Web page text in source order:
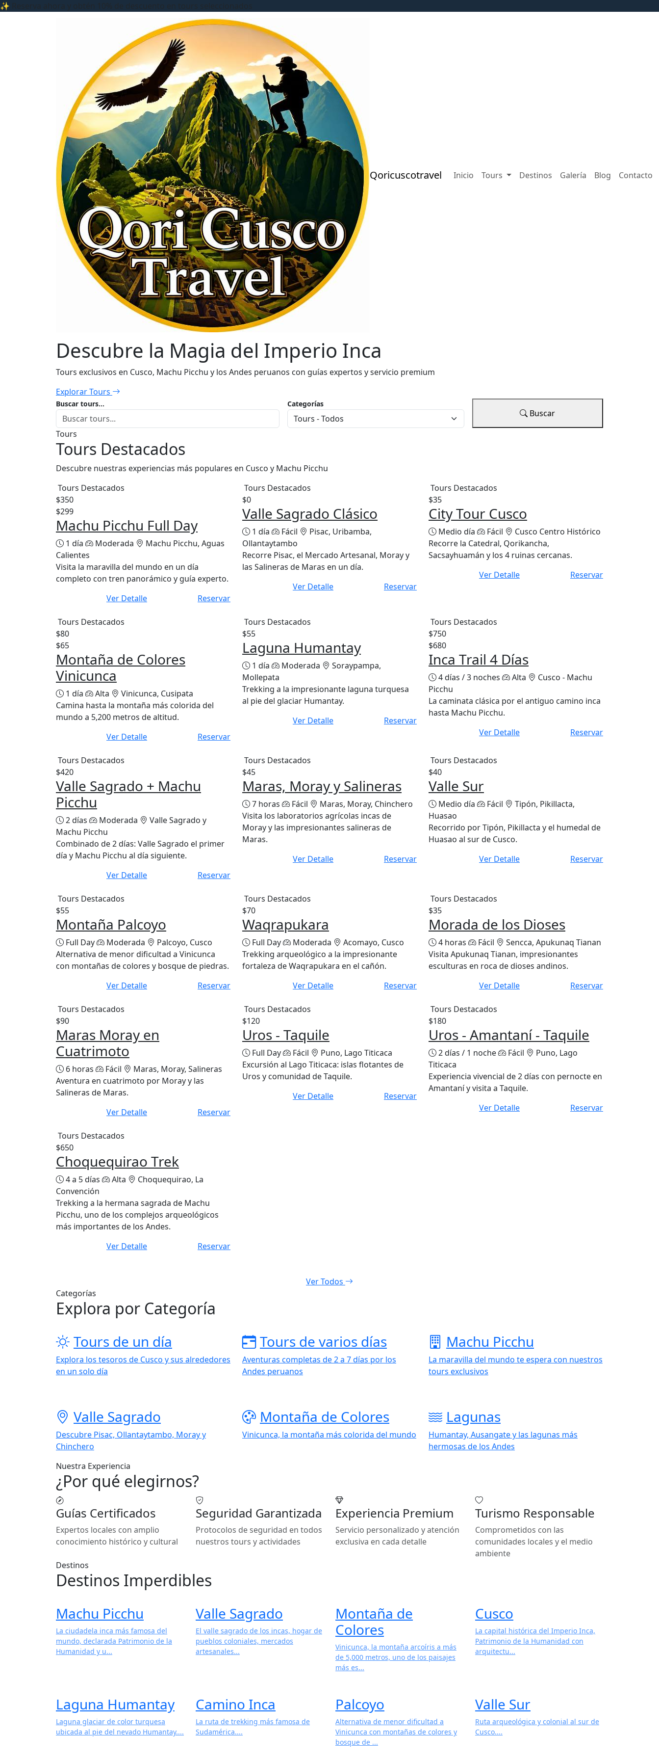
✨ Reserva ahora y obtén 10% de descuento en tours seleccionados
Qoricuscotravel Inicio Tours Destinos Galería Blog Contacto
Descubre la Magia del Imperio Inca
Tours exclusivos en Cusco, Machu Picchu y los Andes peruanos con guías expertos y servicio premium
Explorar Tours
Buscar tours... Categorías
Buscar
Tours
Tours Destacados
Descubre nuestras experiencias más populares en Cusco y Machu Picchu
Tours Destacados
$350
$299
Machu Picchu Full Day
1 día Moderada
Machu Picchu, Aguas
Calientes
Visita la maravilla del mundo en un día
completo con tren panorámico y guía experto.
Ver Detalle
Reservar
Tours Destacados
$0
Valle Sagrado Clásico
1 día Fácil
Pisac, Uribamba,
Ollantaytambo
Recorre Pisac, el Mercado Artesanal, Moray y
las Salineras de Maras en un día.
Ver Detalle
Reservar
Tours Destacados
$35
City Tour Cusco
Medio día Fácil
Cusco Centro Histórico
Recorre la Catedral, Qorikancha,
Sacsayhuamán y los 4 ruinas cercanas.
Ver Detalle
Reservar
Tours Destacados
$80
$65
Montaña de Colores
Vinicunca
1 día Alta
Vinicunca, Cusipata
Camina hasta la montaña más colorida del
mundo a 5,200 metros de altitud.
Ver Detalle
Reservar
Tours Destacados
$55
Laguna Humantay
1 día Moderada
Soraypampa,
Mollepata
Trekking a la impresionante laguna turquesa
al pie del glaciar Humantay.
Ver Detalle
Reservar
Tours Destacados
$750
$680
Inca Trail 4 Días
4 días / 3 noches Alta
Cusco - Machu
Picchu
La caminata clásica por el antiguo camino inca
hasta Machu Picchu.
Ver Detalle
Reservar
Tours Destacados
$420
Valle Sagrado + Machu
Picchu
2 días Moderada
Valle Sagrado y
Machu Picchu
Combinado de 2 días: Valle Sagrado el primer
día y Machu Picchu al día siguiente.
Ver Detalle
Reservar
Tours Destacados
$45
Maras, Moray y Salineras
7 horas Fácil
Maras, Moray, Chinchero
Visita los laboratorios agrícolas incas de
Moray y las impresionantes salineras de
Maras.
Ver Detalle
Reservar
Tours Destacados
$40
Valle Sur
Medio día Fácil
Tipón, Pikillacta,
Huasao
Recorrido por Tipón, Pikillacta y el humedal de
Huasao al sur de Cusco.
Ver Detalle
Reservar
Tours Destacados
$55
Montaña Palcoyo
Full Day Moderada
Palcoyo, Cusco
Alternativa de menor dificultad a Vinicunca
con montañas de colores y bosque de piedras.
Ver Detalle
Reservar
Tours Destacados
$70
Waqrapukara
Full Day Moderada
Acomayo, Cusco
Trekking arqueológico a la impresionante
fortaleza de Waqrapukara en el cañón.
Ver Detalle
Reservar
Tours Destacados
$35
Morada de los Dioses
4 horas Fácil
Sencca, Apukunaq Tianan
Visita Apukunaq Tianan, impresionantes
esculturas en roca de dioses andinos.
Ver Detalle
Reservar
Tours Destacados
$90
Maras Moray en
Cuatrimoto
6 horas Fácil
Maras, Moray, Salineras
Aventura en cuatrimoto por Moray y las
Salineras de Maras.
Ver Detalle
Reservar
Tours Destacados
$120
Uros - Taquile
Full Day Fácil
Puno, Lago Titicaca
Excursión al Lago Titicaca: islas flotantes de
Uros y comunidad de Taquile.
Ver Detalle
Reservar
Tours Destacados
$180
Uros - Amantaní - Taquile
2 días / 1 noche Fácil
Puno, Lago
Titicaca
Experiencia vivencial de 2 días con pernocte en
Amantaní y visita a Taquile.
Ver Detalle
Reservar
Tours Destacados
$650
Choquequirao Trek
4 a 5 días Alta
Choquequirao, La
Convención
Trekking a la hermana sagrada de Machu
Picchu, uno de los complejos arqueológicos
más importantes de los Andes.
Ver Detalle
Reservar
Ver Todos
Categorías
Explora por Categoría
Tours de un día
Explora los tesoros de Cusco y sus alrededores
en un solo día
Tours de varios días
Aventuras completas de 2 a 7 días por los
Andes peruanos
Machu Picchu
La maravilla del mundo te espera con nuestros
tours exclusivos
Valle Sagrado
Descubre Pisac, Ollantaytambo, Moray y
Chinchero
Montaña de Colores
Vinicunca, la montaña más colorida del mundo
Lagunas
Humantay, Ausangate y las lagunas más
hermosas de los Andes
Nuestra Experiencia
¿Por qué elegirnos?
Guías Certificados
Expertos locales con amplio
conocimiento histórico y cultural
Seguridad Garantizada
Protocolos de seguridad en todos
nuestros tours y actividades
Experiencia Premium
Servicio personalizado y atención
exclusiva en cada detalle
Turismo Responsable
Comprometidos con las
comunidades locales y el medio
ambiente
Destinos
Destinos Imperdibles
Machu Picchu
La ciudadela inca más famosa del
mundo, declarada Patrimonio de la
Humanidad y u...
Valle Sagrado
El valle sagrado de los incas, hogar de
pueblos coloniales, mercados
artesanales...
Montaña de
Colores
Vinicunca, la montaña arcoíris a más
de 5,000 metros, uno de los paisajes
más es...
Cusco
La capital histórica del Imperio Inca,
Patrimonio de la Humanidad con
arquitectu...
Laguna Humantay
Laguna glaciar de color turquesa
ubicada al pie del nevado Humantay....
Camino Inca
La ruta de trekking más famosa de
Sudamérica....
Palcoyo
Alternativa de menor dificultad a
Vinicunca con montañas de colores y
bosque de ...
Valle Sur
Ruta arqueológica y colonial al sur de
Cusco....